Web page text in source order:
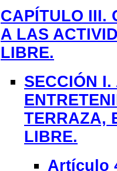
CAPÍTULO III.
A LAS
LIBRE.
SECCIÓN
TERRAZA,
LIBRE.
Artículo